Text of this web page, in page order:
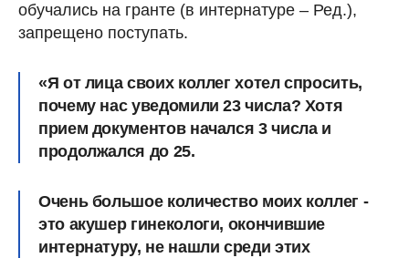
обучались на гранте (в интернатуре – Ред.),
запрещено поступать.
«Я от лица своих коллег хотел спросить,
почему нас уведомили 23 числа? Хотя
прием документов начался 3 числа и
продолжался до 25.
Очень большое количество моих коллег -
это акушер гинекологи, окончившие
интернатуру, не нашли среди этих